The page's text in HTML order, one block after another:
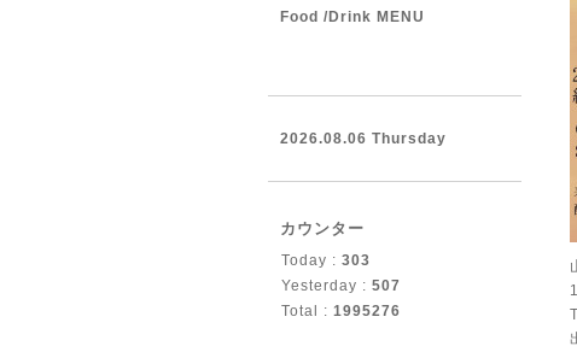
Food /Drink MENU
2026.08.06 Thursday
カウンター
Today : 303
Yesterday : 507
Total : 1995276